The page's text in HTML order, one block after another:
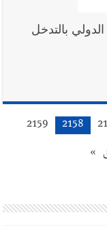
بالتدخل
2158
2159
»